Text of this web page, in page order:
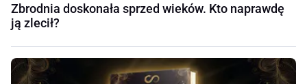
Zbrodnia doskonała sprzed wieków. Kto naprawdę
ją zlecił?